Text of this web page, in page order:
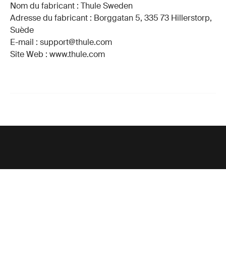
Nom du fabricant : Thule Sweden
Adresse du fabricant : Borggatan 5, 335 73 Hillerstorp,
Suède
E-mail : support@thule.com
Site Web : www.thule.com